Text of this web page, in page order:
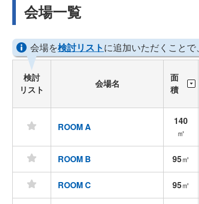
会場一覧
会場を検討リストに追加いただくことで、
検討
リスト
会場名
面
積
ROOM A
140
㎡
ROOM B 95㎡
ROOM C 95㎡